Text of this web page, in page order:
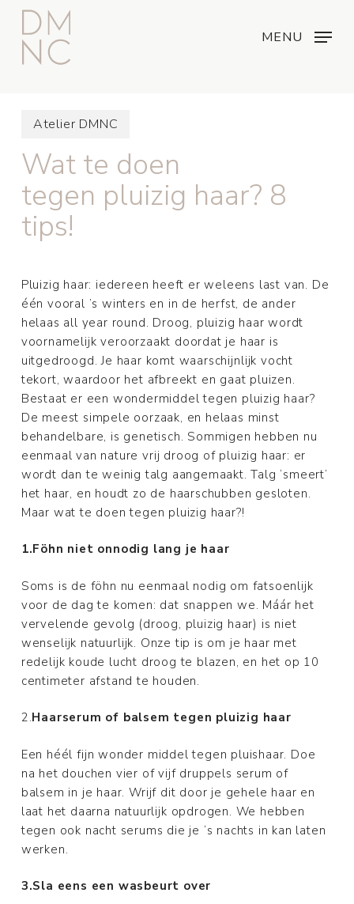
Skip
main
content
MENU
Atelier DMNC
Wat te doen
tegen pluizig haar? 8
tips!
Pluizig haar: iedereen heeft er weleens last van. De
één vooral ’s winters en in de herfst, de ander
helaas all year round. Droog, pluizig haar wordt
voornamelijk veroorzaakt doordat je haar is
uitgedroogd. Je haar komt waarschijnlijk vocht
tekort, waardoor het afbreekt en gaat pluizen.
Bestaat er een wondermiddel tegen pluizig haar?
De meest simpele oorzaak, en helaas minst
behandelbare, is genetisch. Sommigen hebben nu
eenmaal van nature vrij droog of pluizig haar: er
wordt dan te weinig talg aangemaakt. Talg ‘smeert’
het haar, en houdt zo de haarschubben gesloten.
Maar wat te doen tegen pluizig haar?!
1.Föhn niet onnodig lang je haar
Soms is de föhn nu eenmaal nodig om fatsoenlijk
voor de dag te komen: dat snappen we. Máár het
vervelende gevolg (droog, pluizig haar) is niet
wenselijk natuurlijk. Onze tip is om je haar met
redelijk koude lucht droog te blazen, en het op 10
centimeter afstand te houden.
2.Haarserum of balsem tegen pluizig haar
Een héél fijn wonder middel tegen pluishaar. Doe
na het douchen vier of vijf druppels serum of
balsem in je haar. Wrijf dit door je gehele haar en
laat het daarna natuurlijk opdrogen. We hebben
tegen ook nacht serums die je ‘s nachts in kan laten
werken.
3.Sla eens een wasbeurt over